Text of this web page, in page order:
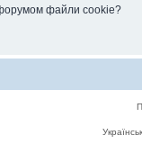
форумом файли cookie?